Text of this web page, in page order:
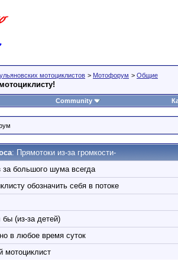
мотоциклистов > Мотофорум > Общие
Community
: Прямотоки из-за громкости-
большого шума всегда
обозначить себя в потоке
(из-за детей)
в любое время суток
мотоциклист